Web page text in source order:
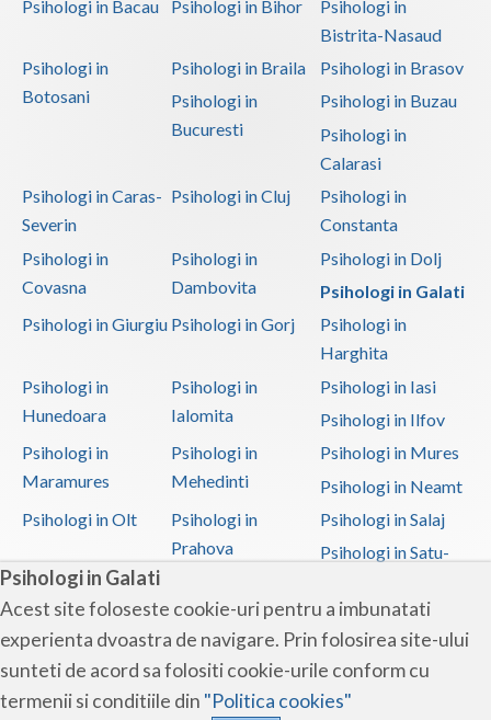
Psihologi in Galati
Acest site foloseste cookie-uri pentru a imbunatati
experienta dvoastra de navigare. Prin folosirea site-ului
sunteti de acord sa folositi cookie-urile conform cu
termenii si conditiile din "Politica cookies"
Psihologi in Bacau
Psihologi in Bihor
Psihologi in
Bistrita-Nasaud
Psihologi in
Botosani
Psihologi in Braila
Psihologi in Brasov
Psihologi in
Bucuresti
Psihologi in Buzau
Psihologi in
Calarasi
Psihologi in Caras-
Severin
Psihologi in Cluj
Psihologi in
Constanta
Psihologi in
Covasna
Psihologi in
Dambovita
Psihologi in Dolj
Psihologi in Galati
Psihologi in Giurgiu Psihologi in Gorj
Psihologi in
Harghita
Psihologi in
Hunedoara
Psihologi in
Ialomita
Psihologi in Iasi
Psihologi in Ilfov
Psihologi in
Maramures
Psihologi in
Mehedinti
Psihologi in Mures
Psihologi in Neamt
Psihologi in Olt
Psihologi in
Prahova
Psihologi in Salaj
Psihologi in Satu-
Psihologi in Sibiu
Psihologi in
Suceava
Psihologi in
Teleorman
Psihologi in Timis
Psihologi in Tulcea Psihologi in Valcea
Psihologi in Vaslui
Psihologi in